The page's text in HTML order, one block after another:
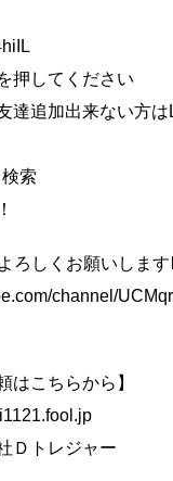
押してください
達追加出来ない方
索
ろしくお願いします
channel/
はこちらから】
Ｄトレジャー